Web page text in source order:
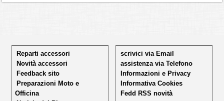
Reparti accessori
Novità accessori
Feedback sito
Preparazioni Moto e
Officina
scrivici via Email
assistenza via Telefono
Informazioni e Privacy
Informativa Cookies
Fedd RSS novità